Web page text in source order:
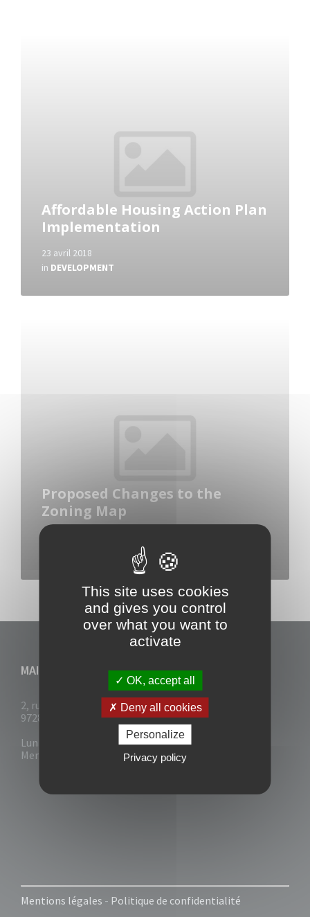
Affordable Housing Action Plan
Implementation
23 avril 2018
in DEVELOPMENT
Proposed Changes to the
Zoning Map
MAIRIE DU VAUCLIN
2, rue Collignon
97280 Le Vauclin
Lun - Mar : 7h30- 13h & 14h-17h
Mer-Jeu-Vend : 7h30 - 13h30
Mentions légales - Politique de confidentialité
This site uses cookies
and gives you control
over what you want to
activate
OK, accept all
Deny all cookies
Personalize
Privacy policy